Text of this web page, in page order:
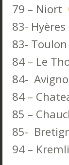
79 – Niort
83- Hyères
83- Toulon
84 – Le
84-
84 –
85 –
85-
94 –